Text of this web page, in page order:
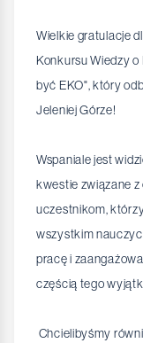
Wielkie gratulacje
Konkursu Wiedzy
być EKO", który
Jeleniej Górze!
Wspaniale jest
kwestie związane
uczestnikom,
wszystkim
pracę i
częścią tego
Chcielibyśmy